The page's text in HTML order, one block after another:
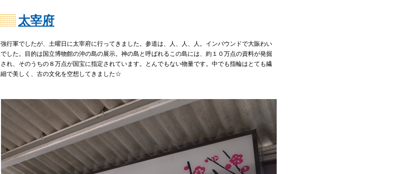
太宰府
強行軍でしたが、土曜日に太宰府に行ってきました。参道は、人、人、人。インバウンドで大賑わい
でした。目的は国立博物館の沖の島の展示。神の島と呼ばれるこの島には、約１０万点の資料が発掘
され、そのうちの８万点が国宝に指定されています。とんでもない物量です。中でも指輪はとても繊
細で美しく、古の文化を空想してきました☆